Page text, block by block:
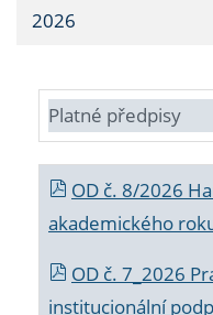
2026
Platné předpisy
OD č. 8/2026
akademického
OD č. 7_2026
institucionální